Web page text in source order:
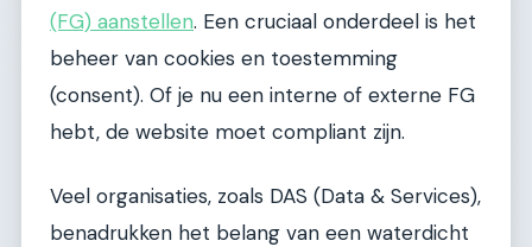
(FG) aanstellen. Een cruciaal onderdeel is het
beheer van cookies en toestemming
(consent). Of je nu een interne of externe FG
hebt, de website moet compliant zijn.
Veel organisaties, zoals DAS (Data & Services),
benadrukken het belang van een waterdicht